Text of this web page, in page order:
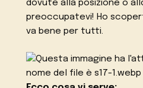
dovute alla posizione o
preoccupatevi! Ho
va bene per tutti.